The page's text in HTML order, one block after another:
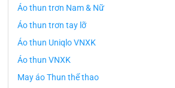
Áo thun trơn Nam & Nữ
Áo thun trơn tay lỡ
Áo thun Uniqlo VNXK
Áo thun VNXK
May áo Thun thể thao